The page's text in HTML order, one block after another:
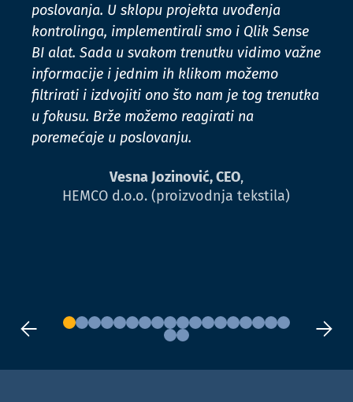
poslovanja. U sklopu projekta uvođenja
kontrolinga, implementirali smo i Qlik Sense
BI alat. Sada u svakom trenutku vidimo važne
informacije i jednim ih klikom možemo
filtrirati i izdvojiti ono što nam je tog trenutka
u fokusu. Brže možemo reagirati na
poremećaje u poslovanju.
Vesna Jozinović, CEO,
HEMCO d.o.o. (proizvodnja tekstila)